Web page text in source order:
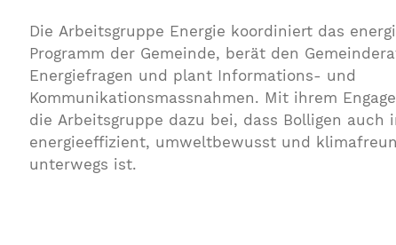
Die Arbeitsgruppe Energie koordiniert das
Programm der Gemeinde, berät den
Energiefragen und plant Informations- und
Kommunikationsmassnahmen. Mit ihrem
die Arbeitsgruppe dazu bei, dass Bolligen auch
energieeffizient, umweltbewusst und
unterwegs ist.